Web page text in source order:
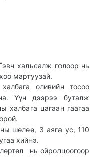
хальсалж голоор нь
мартуузай.
оливийн тосоо
Үүн дээрээ буталж
цагаан гаагаа
шөлөө, 3 аяга ус, 110
хийнэ.
нь ойролцоогоор